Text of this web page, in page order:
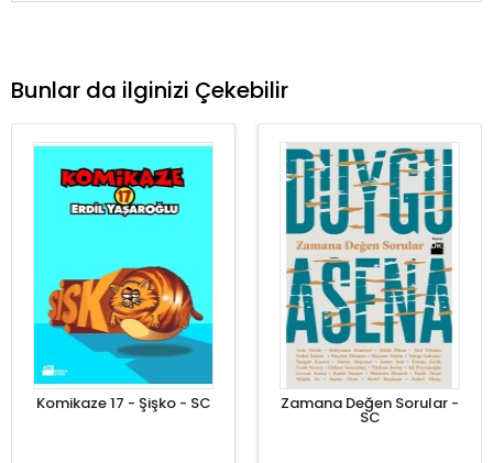
Bunlar da ilginizi Çekebilir
Komikaze 17 - Şişko - SC Zamana Değen Sorular -
SC